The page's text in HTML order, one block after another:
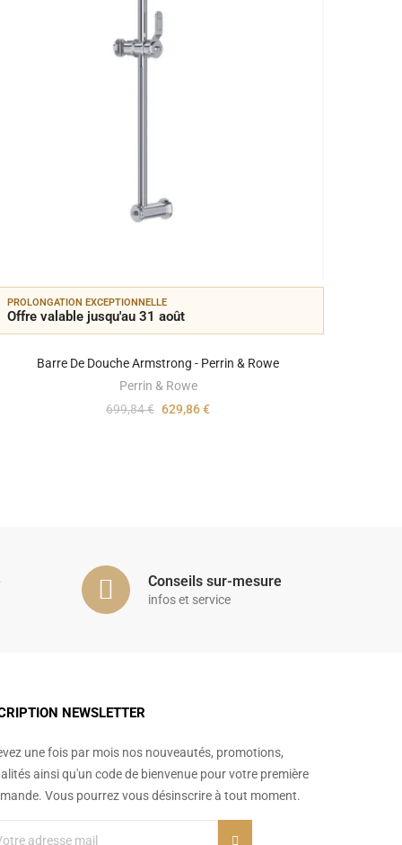
PROLONGATION EXCEPTIONNELLE
Offre valable jusqu'au 31 août
Barre De Douche Armstrong - Perrin & Rowe
Perrin & Rowe
699,84 € 629,86 €
Conseils sur-mesure
infos et service
NEWSLETTER
une fois par mois nos nouveautés, promotions,
ainsi qu'un code de bienvenue pour votre première
Vous pourrez vous désinscrire à tout moment.